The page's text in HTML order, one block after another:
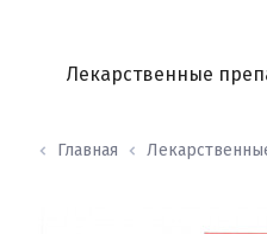
Лекарственные
Главная